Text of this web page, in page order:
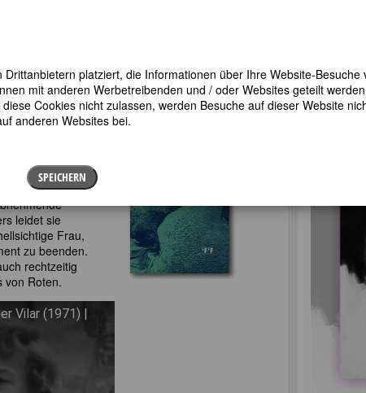
wolle sie nichts mehr zu tun haben,
fährt sie mit ihrem Fiat 1960 für sechs Monate in
doch ihr
Ullstein-
von Roten
sind ihre Ziele,
leidet sie
Frau,
zu beenden.
rechtzeitig
von Roten.
Vilar (1971) |
platziert, die Informationen über Ihre Website-Besuche
mit anderen Werbetreibenden und / oder Websites geteilt
Cookies nicht zulassen, werden Besuche auf dieser Website
anderen Websites bei.
SPEICHERN